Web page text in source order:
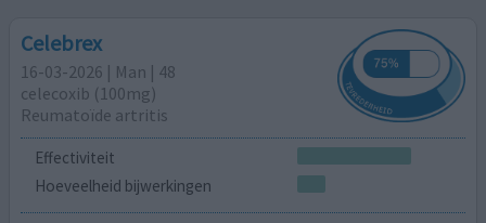
Celebrex
16-03-2026 | Man | 48
celecoxib (100mg)
Reumatoïde artritis
Effectiviteit
Hoeveelheid bijwerkingen